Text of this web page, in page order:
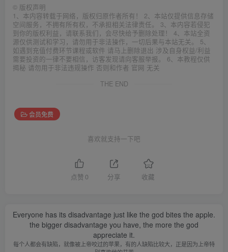
© 版权声明
1、本内容转载于网络，版权归原作者所有！ 2、本站仅提供信息存储
空间服务，不拥有所有权，不承担相关法律责任。 3、本内容若侵犯
到你的版权利益，请联系我们，会尽快给予删除处理！ 4、本站全资
源仅供测试和学习，请勿用于非法操作，一切后果与本站无关。 5、
如遇到充值付费环节课程或软件 请马上删除退出 涉及自身权益/利益
需要投资的一律不要相信，访客发现请向客服举报。 6、本教程仅供
揭秘 请勿用于非法违规操作 否则和作者 官网 无关
THE END
会员免费
喜欢就支持一下吧
点赞 0 分享 收藏
Everyone has its disadvantage just like the god bites the apple.
the bigger disadvantage you have, the more the god
appreciate it.
每个人都会有缺陷，就像被上帝咬过的苹果，有的人缺陷比较大，正是因为上帝特